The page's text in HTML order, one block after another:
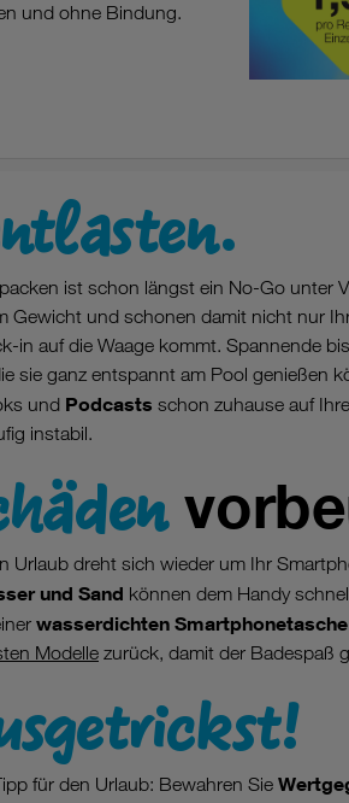
und ohne Bindung.
ist schon längst ein No-Go unter
Gewicht und schonen damit nicht nur
in auf die Waage kommt. Spannende
sie ganz entspannt am Pool genießen
und Podcasts schon zuhause auf
instabil.
Urlaub dreht sich wieder um Ihr
und Sand können dem Handy
wasserdichten Smartphonetasche
Modelle zurück, damit der Badespaß
für den Urlaub: Bewahren Sie